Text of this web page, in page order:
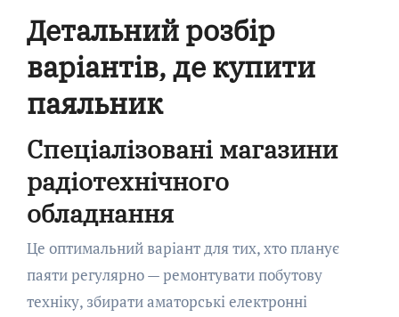
Детальний розбір
варіантів, де купити
паяльник
Спеціалізовані магазини
радіотехнічного
обладнання
Це оптимальний варіант для тих, хто планує
паяти регулярно — ремонтувати побутову
техніку, збирати аматорські електронні